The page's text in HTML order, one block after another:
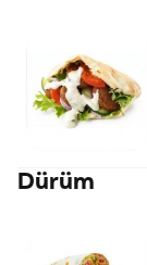
Dürüm